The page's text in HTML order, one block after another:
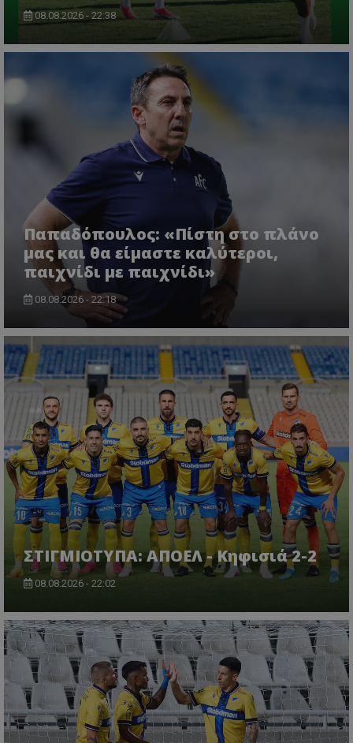
08.08.2026 - 22:38
Παπαδόπουλος: «Πίστη στο πλάνο
μας και θα είμαστε καλύτεροι,
παιχνίδι με παιχνίδι»
08.08.2026 - 22:18
ΣΤΙΓΜΙΟΤΥΠΑ: ΑΠΟΕΛ - Κηφισιά 2-2
08.08.2026 - 22:02